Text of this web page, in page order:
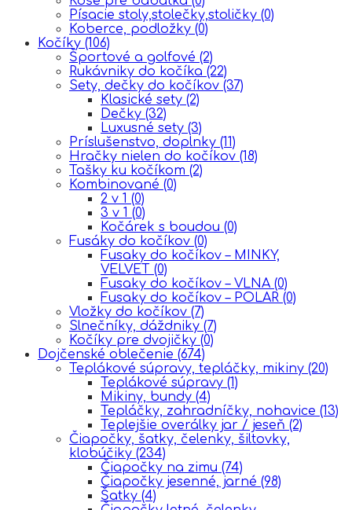
Písacie stoly,stolečky,stoličky (0)
Koberce, podložky (0)
Kočíky (106)
Športové a golfové (2)
Rukávniky do kočíka (22)
Sety, dečky do kočíkov (37)
Klasické sety (2)
Dečky (32)
Luxusné sety (3)
Príslušenstvo, doplnky (11)
Hračky nielen do kočíkov (18)
Tašky ku kočíkom (2)
Kombinované (0)
2 v 1 (0)
3 v 1 (0)
Kočárek s boudou (0)
Fusáky do kočíkov (0)
Fusaky do kočíkov – MINKY,
VELVET (0)
Fusaky do kočíkov – VLNA (0)
Fusaky do kočíkov – POLAR (0)
Vložky do kočíkov (7)
Slnečníky, dáždniky (7)
Kočíky pre dvojičky (0)
Dojčenské oblečenie (674)
Teplákové súpravy, tepláčky, mikiny (20)
Teplákové súpravy (1)
Mikiny, bundy (4)
Tepláčky, zahradníčky, nohavice (13)
Teplejšie overálky jar / jeseň (2)
Čiapočky, šatky, čelenky, šiltovky,
klobúčiky (234)
Čiapočky na zimu (74)
Čiapočky jesenné, jarné (98)
Šatky (4)